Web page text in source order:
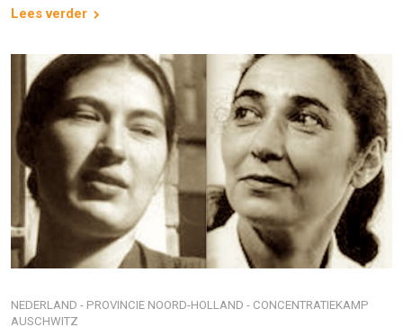
Lees verder
NEDERLAND - PROVINCIE NOORD-HOLLAND - CONCENTRATIEKAMP
AUSCHWITZ